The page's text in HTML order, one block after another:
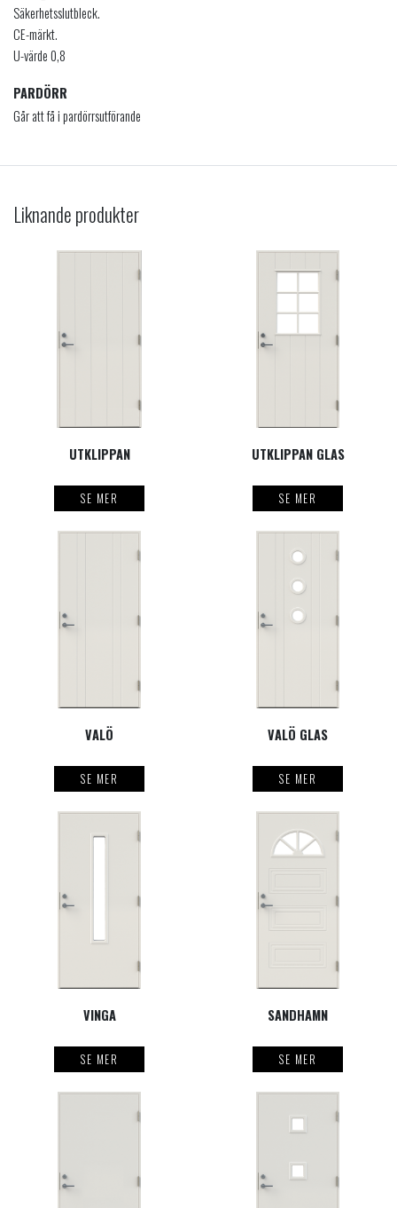
Säkerhetsslutbleck.
CE-märkt.
U-värde 0,8
PARDÖRR
Går att få i pardörrsutförande
Liknande produkter
UTKLIPPAN
SE MER
UTKLIPPAN GLAS
SE MER
VALÖ
SE MER
VALÖ GLAS
SE MER
VINGA
SE MER
SANDHAMN
SE MER